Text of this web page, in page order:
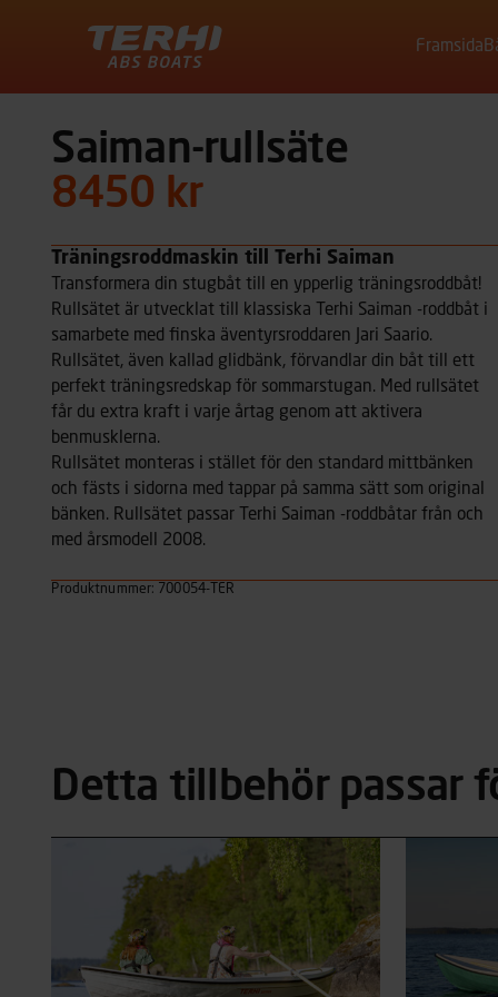
Framsida
Saiman-rullsäte
8450 kr
Träningsroddmaskin till Terhi Saiman
Transformera din stugbåt till en ypperlig träningsroddbåt!
Rullsätet är utvecklat till klassiska Terhi Saiman -roddbåt i
samarbete med finska äventyrsroddaren Jari Saario.
Rullsätet, även kallad glidbänk, förvandlar din båt till ett
perfekt träningsredskap för sommarstugan. Med rullsätet
får du extra kraft i varje årtag genom att aktivera
benmusklerna.
Rullsätet monteras i stället för den standard mittbänken
och fästs i sidorna med tappar på samma sätt som original
bänken. Rullsätet passar Terhi Saiman -roddbåtar från och
med årsmodell 2008.
Produktnummer: 700054-TER
Detta tillbehör passar